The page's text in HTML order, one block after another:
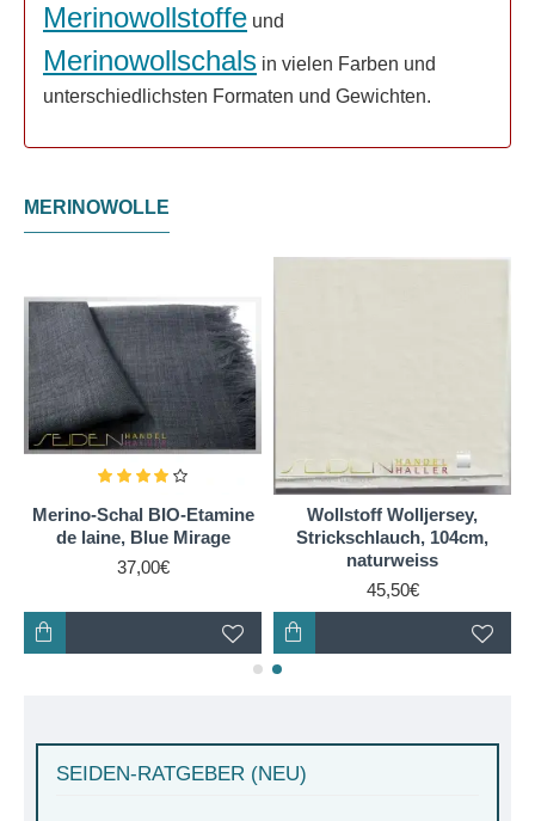
Merinowollstoffe und
Merinowollschals in vielen Farben und
unterschiedlichsten Formaten und Gewichten.
MERINOWOLLE
Merino-Schal BIO-Etamine
de laine, Blue Mirage
37,00€
Wollstoff Wolljersey,
Strickschlauch, 104cm,
naturweiss
45,50€
SEIDEN-RATGEBER (NEU)